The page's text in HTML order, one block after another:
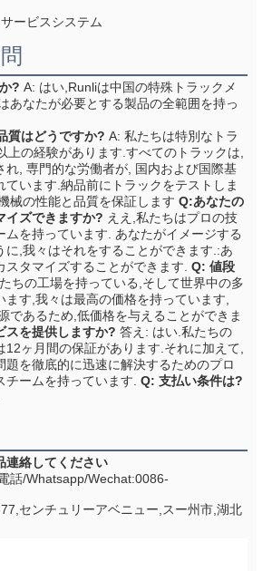
ービスシステム
? A: はい,Runliは中国の特殊トラックメ
あなたが必要とする製品の全範囲を持っ
質はどうですか? A: 私たちは特別なトラ
上の経験があります.すべてのトラックは,
れ, 専門的な労働者が, 国内および国際基
ています.納品前にトラックをテストしま
械の性能と品質を保証します Q:あなたの
イズできますか? ええ,私たちはプロの技
ムを持っています. あなたがイメージする
に,我々はそれをすることができます.:あ
スタマイズすることができます. Q: 値段
ちの工場を持っている,そして世界中の多
ます,我々は最高の価格を持っています,
であるため,低価格を与えることができま
スを提供しますか? 答え: はい.私たちの
12ヶ月間の保証があります.それに加えて,
題を徹底的に迅速に解決するためのプロ
チームを持っています. Q: 支払い条件は?
連絡してください
話/Whatsapp/Wechat:0086-
センチュリーアベニュー,スー州市,湖北